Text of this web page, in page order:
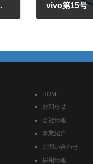
紹介”
HOME
お知らせ
会社情報
事業紹介
お問い合わせ
採用情報